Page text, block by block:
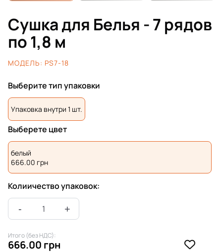
Сушка для Белья - 7 рядов
по 1,8 м
МОДЕЛЬ: PS7-18
Выберите тип упаковки
Упаковка внутри 1 шт.
Выберете цвет
белый
666.00 грн
Колиичество упаковок:
Итого (без НДС):
666.00 грн